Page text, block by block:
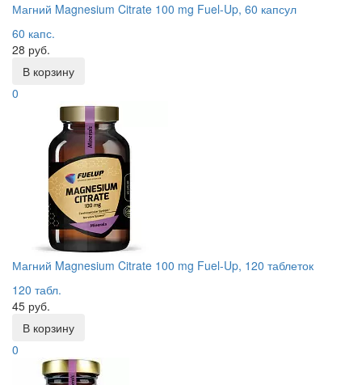
Магний Magnesium Citrate 100 mg Fuel-Up, 60 капсул
60 капс.
28 руб.
В корзину
0
Магний Magnesium Citrate 100 mg Fuel-Up, 120 таблеток
120 табл.
45 руб.
В корзину
0